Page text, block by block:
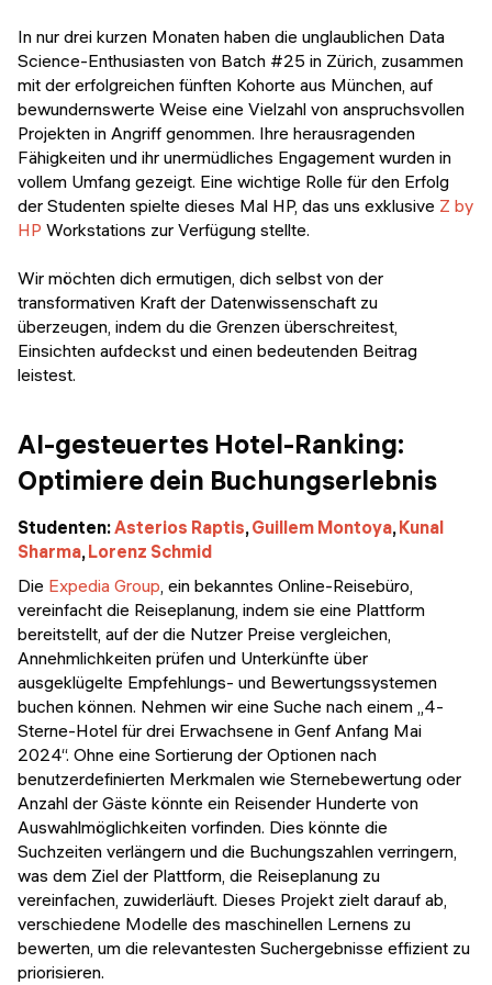
KOSTENLOSE RESSOURCEN
Data Science Einführungskurs
Web-Entwicklung Einführungskurs
Python Einführungskurs
In nur drei kurzen Monaten haben die unglaublichen Data
Science-Enthusiasten von Batch #25 in Zürich, zusammen
mit der erfolgreichen fünften Kohorte aus München, auf
bewundernswerte Weise eine Vielzahl von anspruchsvollen
Projekten in Angriff genommen. Ihre herausragenden
Fähigkeiten und ihr unermüdliches Engagement wurden in
vollem Umfang gezeigt. Eine wichtige Rolle für den Erfolg
der Studenten spielte dieses Mal HP, das uns exklusive Z by
HP Workstations zur Verfügung stellte.
Wir möchten dich ermutigen, dich selbst von der
transformativen Kraft der Datenwissenschaft zu
überzeugen, indem du die Grenzen überschreitest,
Einsichten aufdeckst und einen bedeutenden Beitrag
leistest.
AI-gesteuertes Hotel-Ranking:
Optimiere dein Buchungserlebnis
Studenten:Asterios Raptis, Guillem Montoya, Kunal
Sharma, Lorenz Schmid
Die Expedia Group, ein bekanntes Online-Reisebüro,
vereinfacht die Reiseplanung, indem sie eine Plattform
bereitstellt, auf der die Nutzer Preise vergleichen,
Annehmlichkeiten prüfen und Unterkünfte über
ausgeklügelte Empfehlungs- und Bewertungssystemen
buchen können. Nehmen wir eine Suche nach einem „4-
Sterne-Hotel für drei Erwachsene in Genf Anfang Mai
2024“. Ohne eine Sortierung der Optionen nach
benutzerdefinierten Merkmalen wie Sternebewertung oder
Anzahl der Gäste könnte ein Reisender Hunderte von
Auswahlmöglichkeiten vorfinden. Dies könnte die
Suchzeiten verlängern und die Buchungszahlen verringern,
was dem Ziel der Plattform, die Reiseplanung zu
vereinfachen, zuwiderläuft. Dieses Projekt zielt darauf ab,
verschiedene Modelle des maschinellen Lernens zu
bewerten, um die relevantesten Suchergebnisse effizient zu
priorisieren.